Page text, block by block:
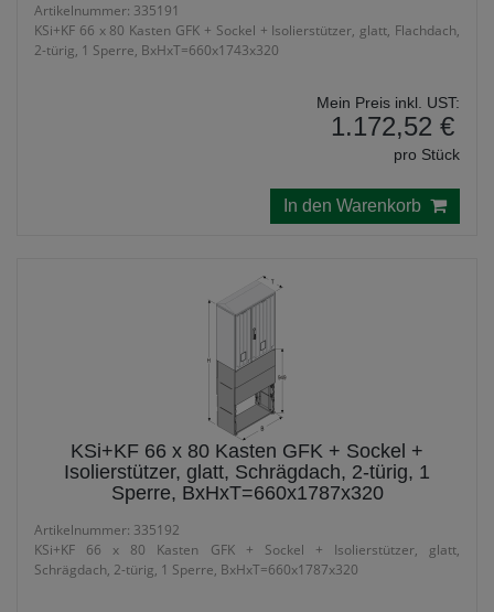
Artikelnummer: 335191
KSi+KF 66 x 80 Kasten GFK + Sockel + Isolierstützer, glatt, Flachdach,
2-türig, 1 Sperre, BxHxT=660x1743x320
Mein Preis inkl. UST:
1.172,52 €
pro Stück
In den Warenkorb
KSi+KF 66 x 80 Kasten GFK + Sockel +
Isolierstützer, glatt, Schrägdach, 2-türig, 1
Sperre, BxHxT=660x1787x320
Artikelnummer: 335192
KSi+KF 66 x 80 Kasten GFK + Sockel + Isolierstützer, glatt,
Schrägdach, 2-türig, 1 Sperre, BxHxT=660x1787x320